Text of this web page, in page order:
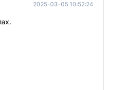
2025-03-05 10:52:24